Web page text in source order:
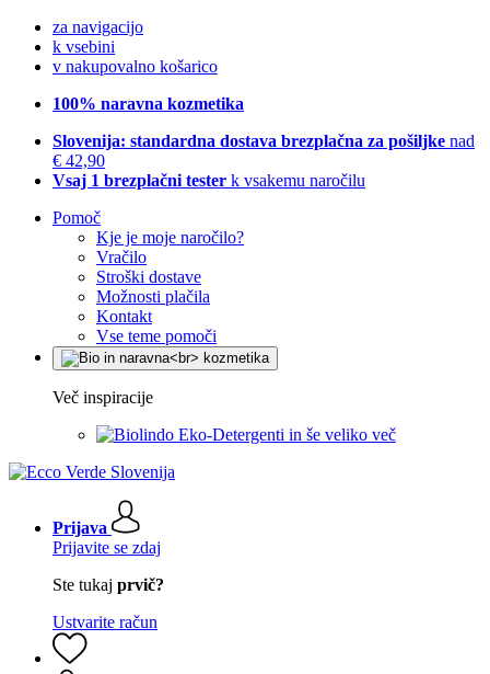
za navigacijo
k vsebini
v nakupovalno košarico
100% naravna kozmetika
Slovenija: standardna dostava brezplačna za pošiljke nad
€ 42,90
Vsaj 1 brezplačni tester k vsakemu naročilu
Pomoč
Kje je moje naročilo?
Vračilo
Stroški dostave
Možnosti plačila
Kontakt
Vse teme pomoči
Več inspiracije
Eko-Detergenti in še veliko več
Prijava
Prijavite se zdaj
Ste tukaj prvič?
Ustvarite račun